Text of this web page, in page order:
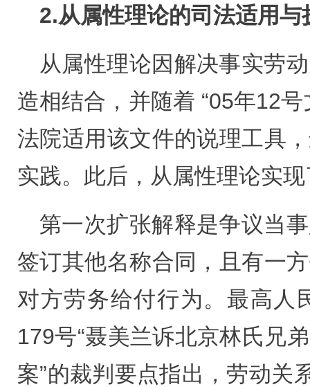
2.从属性理论的司法适用与
从属性理论因解决事实劳
造相结合，并随着 “05年12
法院适用该文件的说理工具
实践。此后，从属性理论实
第一次扩张解释是争议当
签订其他名称合同，且有一
对方劳务给付行为。最高人
179号“聂美兰诉北京林氏兄
案”的裁判要点指出，劳动关